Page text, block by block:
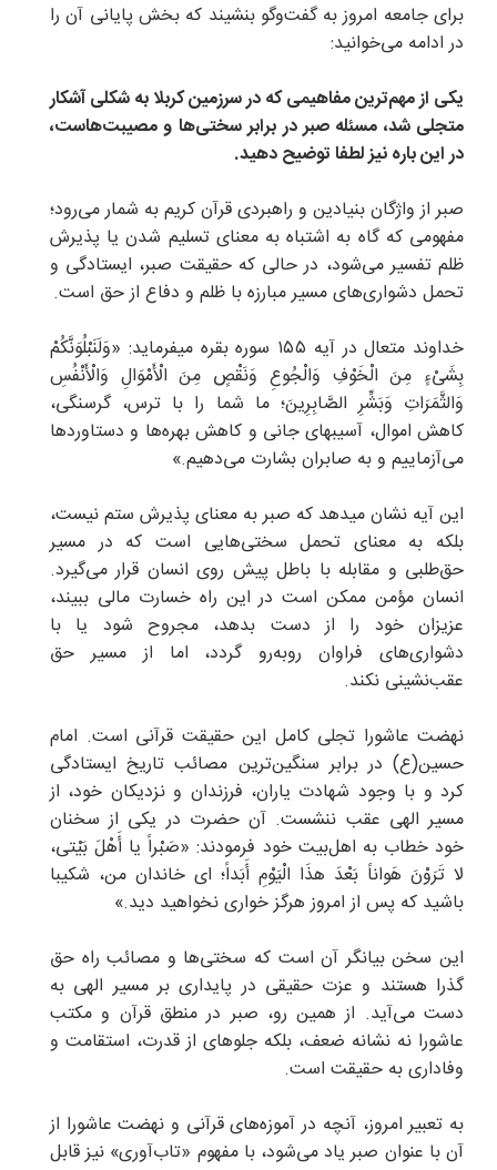
برای جامعه امروز به گفت‌وگو بنشیند که بخش پایانی آن را
در ادامه می‌خوانید:
یکی از مهم‌ترین مفاهیمی که در سرزمین کربلا به شکلی آشکار
متجلی شد، مسئله صبر در برابر سختی‌ها و مصیبت‌هاست،
در این باره نیز لطفا توضیح دهید.
صبر از واژگان بنیادین و راهبردی قرآن کریم به شمار می‌رود؛
مفهومی که گاه به اشتباه به معنای تسلیم شدن یا پذیرش
ظلم تفسیر می‌شود، در حالی که حقیقت صبر، ایستادگی و
تحمل دشواری‌های مسیر مبارزه با ظلم و دفاع از حق است.
خداوند متعال در آیه ۱۵۵ سوره بقره میفرماید: «وَلَنَبْلُوَنَّکُمْ
بِشَیْءٍ مِنَ الْخَوْفِ وَالْجُوعِ وَنَقْصٍ مِنَ الْأَمْوَالِ وَالْأَنْفُسِ
وَالثَّمَرَاتِ وَبَشِّرِ الصَّابِرِینَ؛ ما شما را با ترس، گرسنگی،
کاهش اموال، آسیبهای جانی و کاهش بهره‌ها و دستاوردها
می‌آزماییم و به صابران بشارت می‌دهیم.»
این آیه نشان میدهد که صبر به معنای پذیرش ستم نیست،
بلکه به معنای تحمل سختی‌هایی است که در مسیر
حق‌طلبی و مقابله با باطل پیش روی انسان قرار می‌گیرد.
انسان مؤمن ممکن است در این راه خسارت مالی ببیند،
عزیزان خود را از دست بدهد، مجروح شود یا با
دشواری‌های فراوان روبه‌رو گردد، اما از مسیر حق
عقب‌نشینی نکند.
نهضت عاشورا تجلی کامل این حقیقت قرآنی است. امام
حسین(ع) در برابر سنگین‌ترین مصائب تاریخ ایستادگی
کرد و با وجود شهادت یاران، فرزندان و نزدیکان خود، از
مسیر الهی عقب ننشست. آن حضرت در یکی از سخنان
خود خطاب به اهل‌بیت خود فرمودند: «صَبْراً یا أَهْلَ بَیْتی،
لا تَرَوْنَ هَواناً بَعْدَ هذَا الْیَوْمِ أَبَداً؛ ای خاندان من، شکیبا
باشید که پس از امروز هرگز خواری نخواهید دید.»
این سخن بیانگر آن است که سختی‌ها و مصائب راه حق
گذرا هستند و عزت حقیقی در پایداری بر مسیر الهی به
دست می‌آید. از همین رو، صبر در منطق قرآن و مکتب
عاشورا نه نشانه ضعف، بلکه جلوهای از قدرت، استقامت و
وفاداری به حقیقت است.
به تعبیر امروز، آنچه در آموزه‌های قرآنی و نهضت عاشورا از
آن با عنوان صبر یاد می‌شود، با مفهوم «تاب‌آوری» نیز قابل